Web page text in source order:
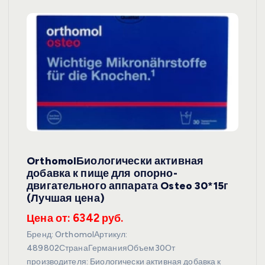
OrthomolБиологически активная
добавка к пище для опорно-
двигательного аппарата Osteo 30*15г
(Лучшая цена)
Цена от: 6342 руб.
Бренд: OrthomolАртикул:
489802СтранаГерманияОбъем30От
производителя: Биологически активная добавка к